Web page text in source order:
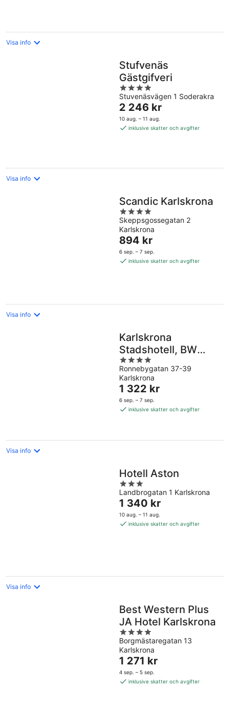
Visa info
Stufvenäs
Gästgifveri
4
out
of
5
Stuvenäsvägen 1 Soderakra
Priset
är
2 246 kr
2 246 kr
10 aug. – 11 aug.
inklusive skatter och avgifter
Visa info
Scandic Karlskrona
4
out
of
5
Skeppsgossegatan 2
Karlskrona
Priset
är
894 kr
894 kr
6 sep. – 7 sep.
inklusive skatter och avgifter
Visa info
Karlskrona
Stadshotell, BW
Signature Collection
4
out
of
5
Ronnebygatan 37-39
Karlskrona
Priset
är
1 322 kr
1 322 kr
6 sep. – 7 sep.
inklusive skatter och avgifter
Visa info
Hotell Aston
3
out
of
5
Landbrogatan 1 Karlskrona
Priset
är
1 340 kr
1 340 kr
10 aug. – 11 aug.
inklusive skatter och avgifter
Visa info
Best Western Plus
JA Hotel Karlskrona
4
out
of
5
Borgmästaregatan 13
Karlskrona
Priset
är
1 271 kr
1 271 kr
4 sep. – 5 sep.
inklusive skatter och avgifter